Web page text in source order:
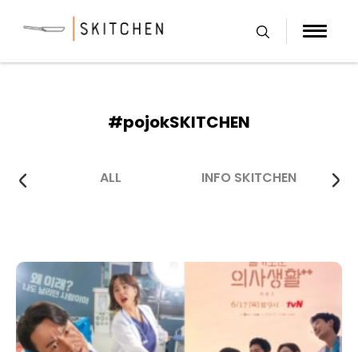
#pojokSKITCHEN
ALL INFO SKITCHEN